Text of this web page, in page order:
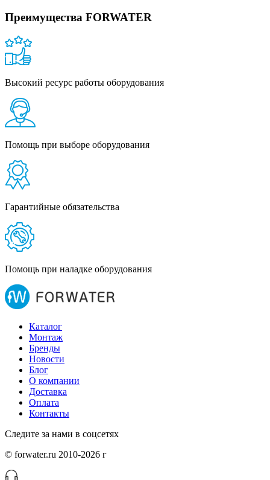
Преимущества FORWATER
Высокий ресурс работы оборудования
Помощь при выборе оборудования
Гарантийные обязательства
Помощь при наладке оборудования
Каталог
Монтаж
Бренды
Новости
Блог
О компании
Доставка
Оплата
Контакты
Следите за нами в соцсетях
© forwater.ru 2010-2026 г